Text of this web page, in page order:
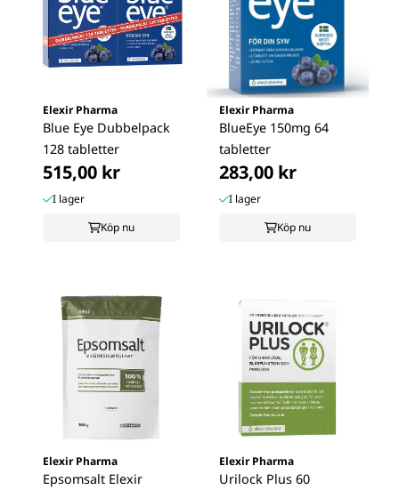
Elexir Pharma
Blue Eye Dubbelpack
128 tabletter
515,00 kr
I lager
Köp nu
Elexir Pharma
BlueEye 150mg 64
tabletter
283,00 kr
I lager
Köp nu
Elexir Pharma
Epsomsalt Elexir
Elexir Pharma
Urilock Plus 60